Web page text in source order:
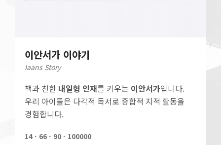
이안서가 이야기
Iaans Story
책과 친한 내일형 인재를 키우는 이안서가입니다.
우리 아이들은 다각적 독서로 종합적 지적 활동을
경험합니다.
14ㆍ66ㆍ90ㆍ100000